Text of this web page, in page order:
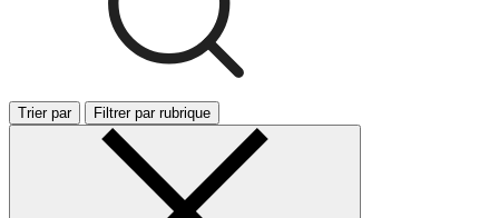
Trier par Filtrer par rubrique